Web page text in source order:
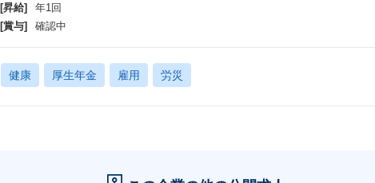
[昇給]
年1回
[賞与]
確認中
健康 厚生年金 雇用 労災